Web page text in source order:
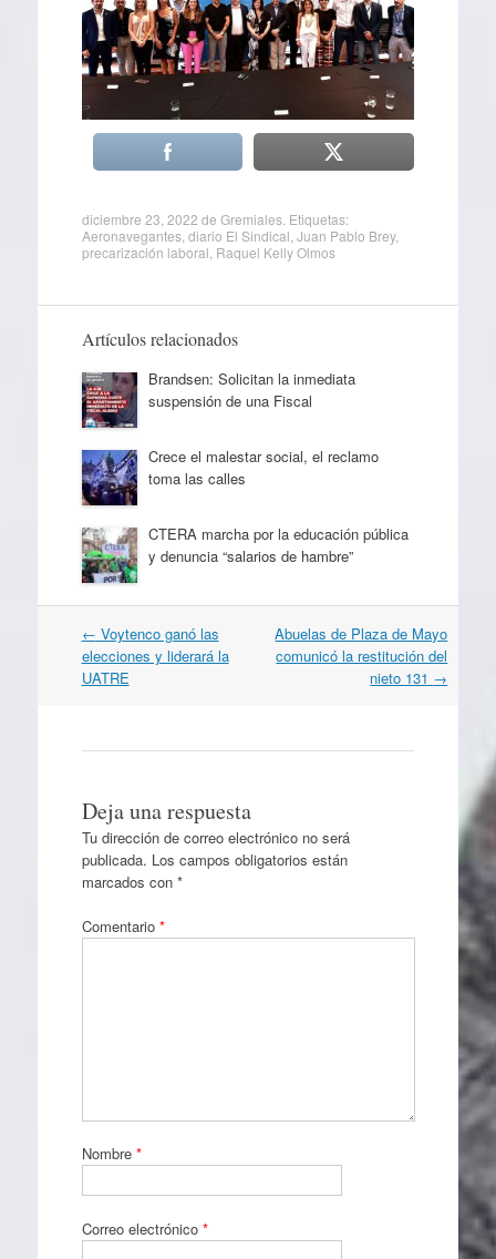
diciembre 23, 2022 de Gremiales. Etiquetas:
Aeronavegantes, diario El Sindical Juan Pablo Brey,
precarización laboral Raquel Kelly Olmos
Artículos relacionados
Brandsen: Solicitan la inmediata
suspensión de una Fiscal
Crece el malestar social, el reclamo
toma las calles
CTERA marcha por la educación pública
y denuncia “salarios de hambre”
Navegación
por
artículos
← Voytenco ganó las
elecciones y liderará la
UATRE
Abuelas de Plaza de Mayo
comunicó la restitución del
nieto 131 →
Deja una respuesta
Tu dirección de correo electrónico no será
publicada. Los campos obligatorios están
marcados con *
Comentario *
Nombre *
Correo electrónico *